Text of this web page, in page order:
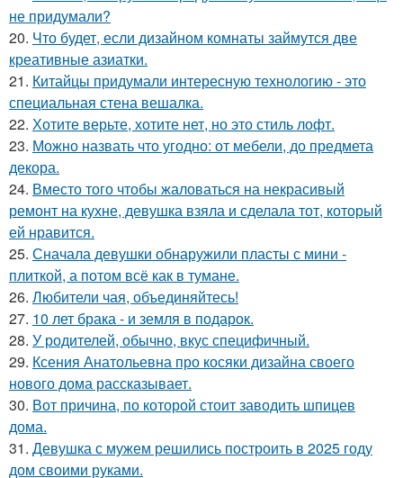
не придумали?
20. Что будет, если дизайном комнаты займутся две
креативные азиатки.
21. Китайцы придумали интересную технологию - это
специальная стена вешалка.
22. Хотите верьте, хотите нет, но это стиль лофт.
23. Можно назвать что угодно: от мебели, до предмета
декора.
24. Вместо того чтобы жаловаться на некрасивый
ремонт на кухне, девушка взяла и сделала тот, который
ей нравится.
25. Сначала девушки обнаружили пласты с мини -
плиткой, а потом всё как в тумане.
26. Любители чая, объединяйтесь!
27. 10 лет брака - и земля в подарок.
28. У родителей, обычно, вкус специфичный.
29. Ксения Анатольевна про косяки дизайна своего
нового дома рассказывает.
30. Вот причина, по которой стоит заводить шпицев
дома.
31. Девушка с мужем решились построить в 2025 году
дом своими руками.